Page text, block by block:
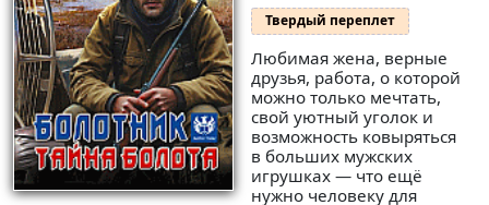
Твердый переплет
Любимая жена, верные
друзья, работа, о которой
можно только мечтать,
свой уютный уголок и
возможность ковыряться
в больших мужских
игрушках — что ещё
нужно человеку для